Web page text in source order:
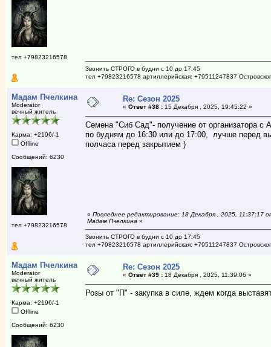
тел +79823216578
Звонить СТРОГО в будни с 10 до 17:45
тел +79823216578 артиллерийская: +79511247837
Мадам Пчелкина
Moderator
вечный житель
Карма: +2196/-1
Offline
Сообщений: 6230
тел +79823216578
Re: Сезон 2025
« Ответ #38 :15 Декабря , 2025, 19:45:22 »
Семена "Сиб Сад"- получение от организатора с
по будням до 16:30 или до 17:00, лучше перед
полчаса перед закрытием )
« Последнее редактирование: 18 Декабря , 2025, 11:37:17
Мадам Пчелкина »
Звонить СТРОГО в будни с 10 до 17:45
тел +79823216578 артиллерийская: +79511247837
Мадам Пчелкина
Moderator
вечный житель
Карма: +2196/-1
Offline
Сообщений: 6230
Re: Сезон 2025
« Ответ #39 :18 Декабря , 2025, 11:39:06 »
Розы от "П" - закупка в силе, ждем когда